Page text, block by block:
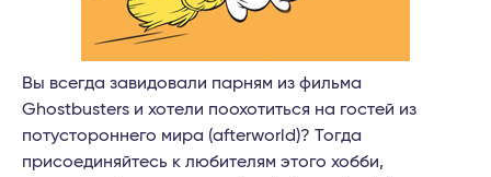
Вы всегда завидовали парням из фильма
Ghostbusters и хотели поохотиться на гостей из
потустороннего мира (afterworld)? Тогда
присоединяйтесь к любителям этого хобби,